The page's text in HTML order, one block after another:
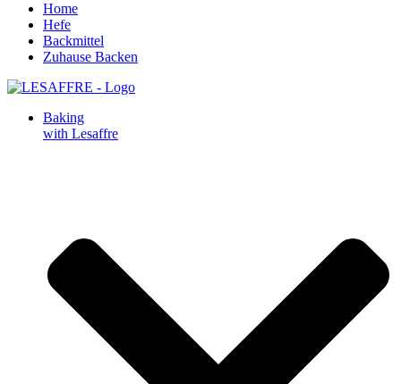
Home
Hefe
Backmittel
Zuhause Backen
Baking
with Lesaffre